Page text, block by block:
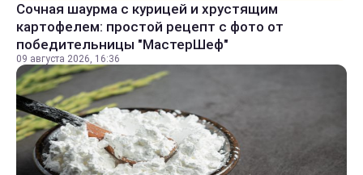
Сочная шаурма с курицей и хрустящим
картофелем: простой рецепт с фото от
победительницы "МастерШеф"
09 августа 2026, 16:36